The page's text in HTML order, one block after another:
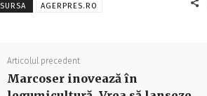
SURSA AGERPRES.RO
Articolul precedent
Marcoser inovează în